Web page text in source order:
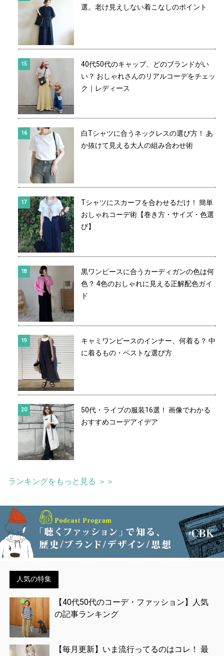
選。老け見えしない着こなしのポイント
40代50代のキャップ、どのブランドがい
い？ おしゃれさんのリアルコーデをチェッ
ク｜レディース
白Tシャツに合うネックレスの選び方！ あ
か抜けて見える大人の組み合わせ術
Tシャツにスカーフを合わせるだけ！ 簡単
おしゃれコーデ術【巻き方・サイズ・色選
び】
黒ワンピースに合うカーディガンの色は何
色？ 4色のおしゃれに見える正解配色ガイ
ド
キャミワンピースのインナー、何着る？ 中
に着るもの・ベストな選び方
50代・ライブの服装16選！ 画像でわかる
おすすめコーデアイデア
ランキングをもっと見る ＞＞
人気の特集
【40代50代のコーデ・ファッション】人気
の記事ランキング
【毎月更新】いま流行ってるのはコレ！ 最